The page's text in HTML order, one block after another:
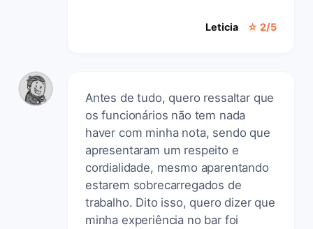
Leticia ☆ 2/5
Antes de tudo, quero ressaltar que
os funcionários não tem nada
haver com minha nota, sendo que
apresentaram um respeito e
cordialidade, mesmo aparentando
estarem sobrecarregados de
trabalho. Dito isso, quero dizer que
minha experiência no bar foi